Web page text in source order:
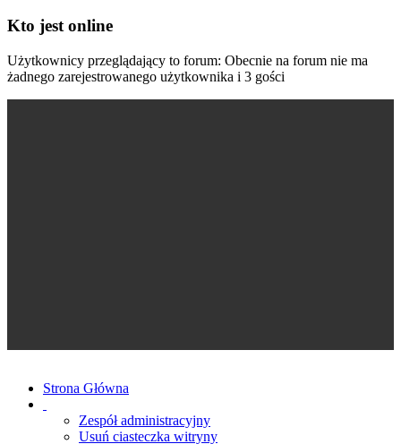
Kto jest online
Użytkownicy przeglądający to forum: Obecnie na forum nie ma
żadnego zarejestrowanego użytkownika i 3 gości
Strona Główna
Zespół administracyjny
Usuń ciasteczka witryny